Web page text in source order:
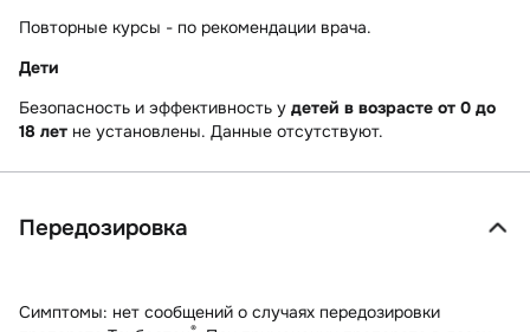
Повторные курсы - по рекомендации врача.
Дети
Безопасность и эффективность у детей в возрасте от 0 до
18 лет не установлены. Данные отсутствуют.
Передозировка
Симптомы: нет сообщений о случаях передозировки